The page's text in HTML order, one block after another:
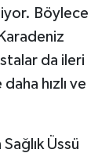
Böylece
da ileri
hızlı ve
Üssü